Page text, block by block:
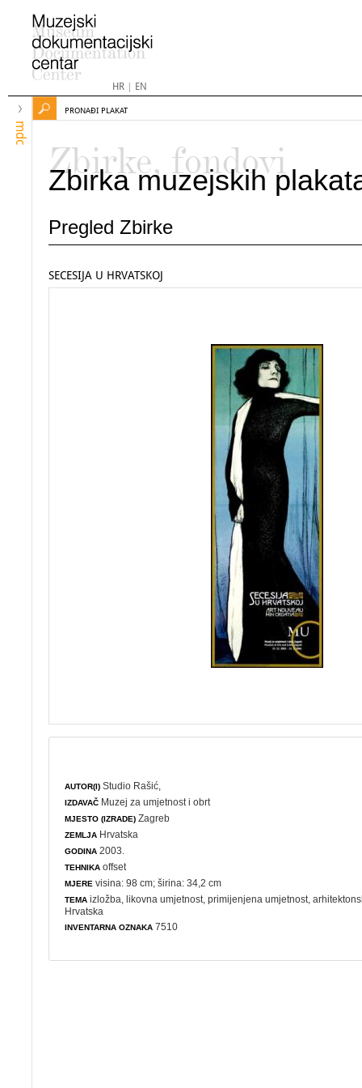
HR| EN
mdc
PRONAĐI PLAKAT
Zbirke, fondovi
Zbirka muzejskih
Pregled Zbirke
SECESIJA U HRVATSKOJ
AUTOR(I) Studio Rašić,
IZDAVAČ Muzej za umjetnost i obrt
MJESTO (IZRADE) Zagreb
ZEMLJA Hrvatska
GODINA 2003.
TEHNIKA offset
MJERE visina: 98 cm; širina: 34,2 cm
TEMA izložba ,likovna umjetnost ,primijenjena umjetnost ,
Hrvatska
INVENTARNA OZNAKA 7510